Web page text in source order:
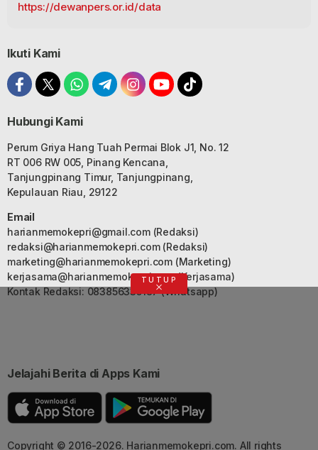
https://dewanpers.or.id/data
Ikuti Kami
Hubungi Kami
Perum Griya Hang Tuah Permai Blok J1, No. 12
RT 006 RW 005, Pinang Kencana,
Tanjungpinang Timur, Tanjungpinang,
Kepulauan Riau, 29122
Email
harianmemokepri@gmail.com(Redaksi)
redaksi@harianmemokepri.com(Redaksi)
marketing@harianmemokepri.com(Marketing)
kerjasama@harianmemokepri.com(Kerjasama)
Kontak Redaksi: 083856335187 (Whatsapp)
Jelajahi Berita di Apps Kami
Copyright © 2016-2026. Harianmemokepri.com. All rights
TUTUP